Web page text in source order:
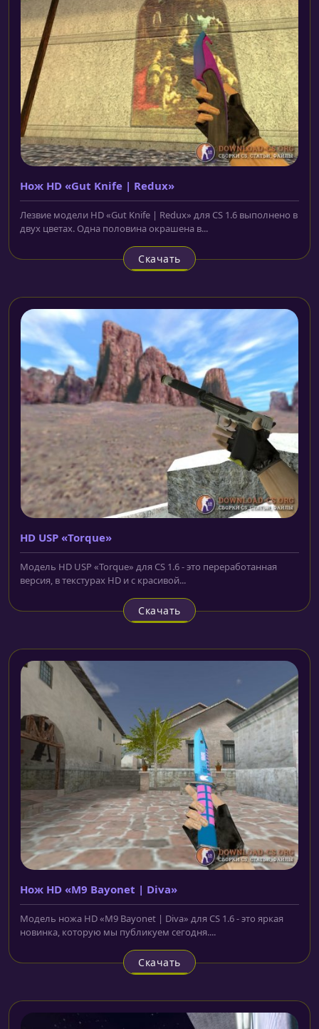
Нож HD «Gut Knife | Redux»
Лезвие модели HD «Gut Knife | Redux» для CS 1.6 выполнено в
двух цветах. Одна половина окрашена в...
Скачать
HD USP «Torque»
Модель HD USP «Torque» для CS 1.6 - это переработанная
версия, в текстурах HD и с красивой...
Скачать
Нож HD «M9 Bayonet | Diva»
Модель ножа HD «M9 Bayonet | Diva» для CS 1.6 - это яркая
новинка, которую мы публикуем сегодня....
Скачать